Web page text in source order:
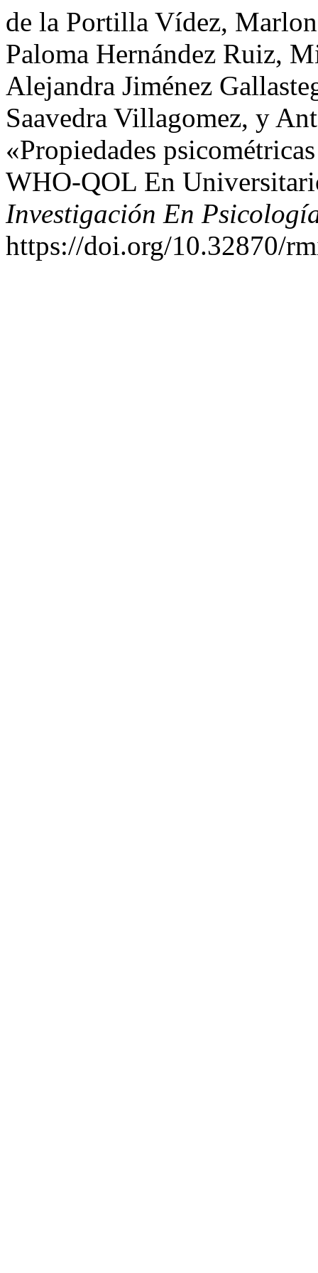
de la Portilla Vídez,
Paloma Hernández Ruiz,
Alejandra Jiménez
Saavedra Villagomez, y
«Propiedades
WHO-QOL En
Investigación En
https://doi.org/10.32870/